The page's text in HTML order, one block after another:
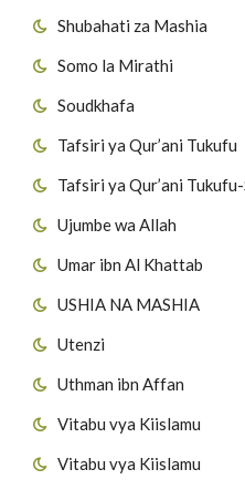
Shubahati za Mashia
Somo la Mirathi
Soudkhafa
Tafsiri ya Qur’ani Tukufu
Tafsiri ya Qur’ani
Ujumbe wa Allah
Umar ibn Al Khattab
USHIA NA MASHIA
Utenzi
Uthman ibn Affan
Vitabu vya Kiislamu
Vitabu vya Kiislamu